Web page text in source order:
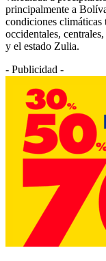
principalmente a
condiciones climáticas
occidentales,
y el estado Zulia.
- Publicidad -